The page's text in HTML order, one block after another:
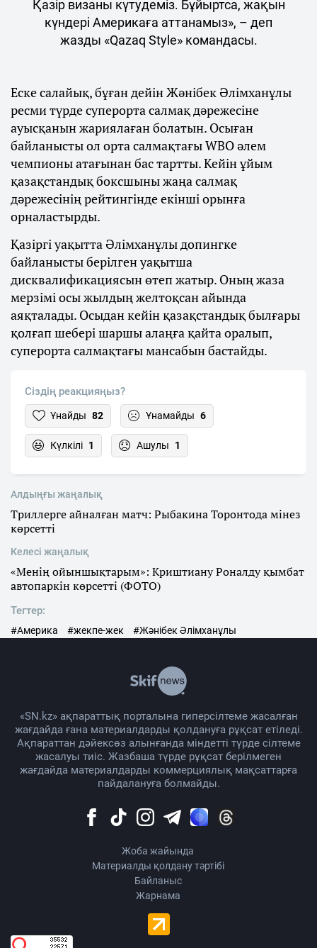
Қазір визаны күтудеміз. Бұйыртса, жақын
күндері Америкаға аттанамыз», – деп
жазды «Qazaq Style» командасы.
Еске салайық, бұған дейін Жәнібек Әлімханұлы
ресми түрде суперорта салмақ дәрежесіне
ауысқанын жариялаған болатын. Осыған
байланысты ол орта салмақтағы WBO әлем
чемпионы атағынан бас тартты. Кейін ұйым
қазақстандық боксшыны жаңа салмақ
дәрежесінің рейтингінде екінші орынға
орналастырды.
Қазіргі уақытта Әлімханұлы допингке
байланысты берілген уақытша
дисквалификациясын өтеп жатыр. Оның жаза
мерзімі осы жылдың желтоқсан айында
аяқталады. Осыдан кейін қазақстандық былғары
қолғап шебері шаршы алаңға қайта оралып,
суперорта салмақтағы мансабын бастайды.
Сіздің реакцияңыз?
Ұнайды 82 Ұнамайды 6
Күлкілі 1 Ашулы 1
Алдыңғы жаңалық
Триллерге айналған матч: Рыбакина Торонтода мінез
көрсетті
Келесі жаңалық
«Менің ойыншықтарым»: Криштиану Роналду қымбат
автопаркін көрсетті (ФОТО)
Тегтер:
#Америка #жекпе-жек #Жәнібек Әлімханұлы
«SN.kz» ақпараттық порталына гиперсілтеме жасалған
жағдайда ғана материалдарды қолдануға рұқсат етіледі.
Ақпараттан дәйексөз алынғанда міндетті түрде сілтеме
жасалуы тиіс. Жазбаша түрде рұқсат берілмеген
жағдайда материалдарды коммерциялық мақсаттарға
пайдалануға болмайды.
Жоба жайында
Материалды қолдану тәртібі
Байланыс
Жарнама